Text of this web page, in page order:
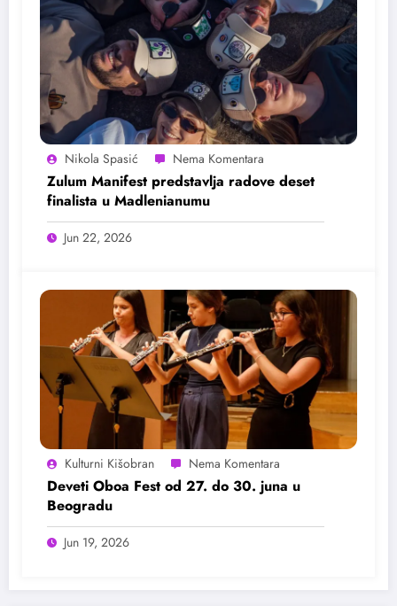
Nikola Spasić
Zulum Manifest predstavlja radove deset
finalista u Madlenianumu
Jun 22, 2026
Kulturni Kišobran
Deveti Oboa Fest od 27. do 30. juna u
Beogradu
Jun 19, 2026